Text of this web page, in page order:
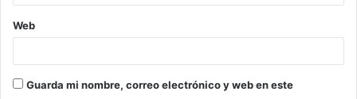
Web
Guarda mi nombre, correo electrónico y web en este